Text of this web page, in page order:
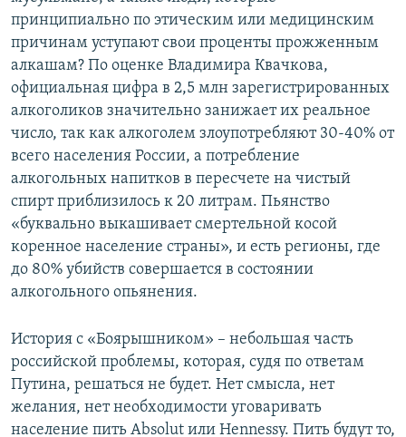
принципиально по этическим или медицинским
причинам уступают свои проценты прожженным
алкашам? По оценке Владимира Квачкова,
официальная цифра в 2,5 млн зарегистрированных
алкоголиков значительно занижает их реальное
число, так как алкоголем злоупотребляют 30-40% от
всего населения России, а потребление
алкогольных напитков в пересчете на чистый
спирт приблизилось к 20 литрам. Пьянство
«буквально выкашивает смертельной косой
коренное население страны», и есть регионы, где
до 80% убийств совершается в состоянии
алкогольного опьянения.
История с «Боярышником» – небольшая часть
российской проблемы, которая, судя по ответам
Путина, решаться не будет. Нет смысла, нет
желания, нет необходимости уговаривать
население пить Absolut или Hennessy. Пить будут то,